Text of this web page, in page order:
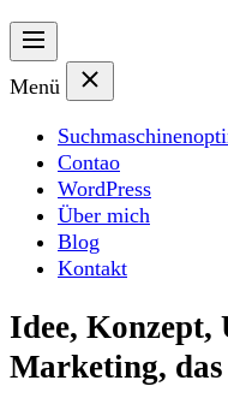
Menü
Contao
WordPress
Über mich
Blog
Kontakt
Idee, Konzept,
Marketing,